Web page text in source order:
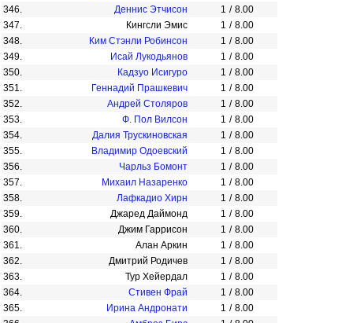
346.
Деннис Этчисон 1 / 8.00
347.
Кингсли Эмис 1 / 8.00
348.
Ким Стэнли Робинсон 1 / 8.00
349.
Исай Лукодьянов 1 / 8.00
350.
Кадзуо Исигуро 1 / 8.00
351.
Геннадий Прашкевич 1 / 8.00
352.
Андрей Столяров 1 / 8.00
353.
Ф. Пол Вилсон 1 / 8.00
354.
Далия Трускиновская 1 / 8.00
355.
Владимир Одоевский 1 / 8.00
356.
Чарльз Бомонт 1 / 8.00
357.
Михаил Назаренко 1 / 8.00
358.
Лафкадио Хирн 1 / 8.00
359.
Джаред Даймонд 1 / 8.00
360.
Джим Гаррисон 1 / 8.00
361.
Алан Аркин 1 / 8.00
362.
Дмитрий Родичев 1 / 8.00
363.
Тур Хейердал 1 / 8.00
364.
Стивен Фрай 1 / 8.00
365.
Ирина Андронати 1 / 8.00